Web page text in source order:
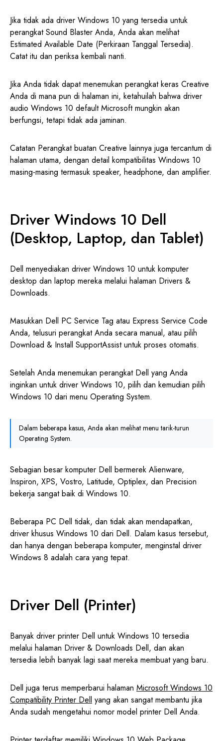
Jika tidak ada driver Windows 10 yang tersedia untuk
perangkat Sound Blaster Anda, Anda akan melihat
Estimated Available Date (Perkiraan Tanggal Tersedia).
Catat itu dan periksa kembali nanti.
Jika Anda tidak dapat menemukan perangkat keras Creative
Anda di mana pun di halaman ini, ketahuilah bahwa driver
audio Windows 10 default Microsoft mungkin akan
berfungsi, tetapi tidak ada jaminan.
Catatan Perangkat buatan Creative lainnya juga tercantum di
halaman utama, dengan detail kompatibilitas Windows 10
masing-masing termasuk speaker, headphone, dan amplifier.
Driver Windows 10 Dell
(Desktop, Laptop, dan Tablet)
Dell menyediakan driver Windows 10 untuk komputer
desktop dan laptop mereka melalui halaman Drivers &
Downloads.
Masukkan Dell PC Service Tag atau Express Service Code
Anda, telusuri perangkat Anda secara manual, atau pilih
Download & Install SupportAssist untuk proses otomatis.
Setelah Anda menemukan perangkat Dell yang Anda
inginkan untuk driver Windows 10, pilih dan kemudian pilih
Windows 10 dari menu Operating System.
Dalam beberapa kasus, Anda akan melihat menu tarik-turun
Operating System.
Sebagian besar komputer Dell bermerek Alienware,
Inspiron, XPS, Vostro, Latitude, Optiplex, dan Precision
bekerja sangat baik di Windows 10.
Beberapa PC Dell tidak, dan tidak akan mendapatkan,
driver khusus Windows 10 dari Dell. Dalam kasus tersebut,
dan hanya dengan beberapa komputer, menginstal driver
Windows 8 adalah cara yang tepat.
Driver Dell (Printer)
Banyak driver printer Dell untuk Windows 10 tersedia
melalui halaman Driver & Downloads Dell, dan akan
tersedia lebih banyak lagi saat mereka membuat yang baru.
Dell juga terus memperbarui halaman Microsoft Windows 10
Compatibility Printer Dell yang akan sangat membantu jika
Anda sudah mengetahui nomor model printer Dell Anda.